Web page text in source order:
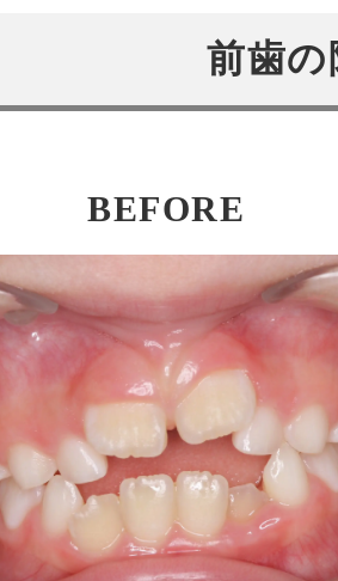
前歯の
BEFORE